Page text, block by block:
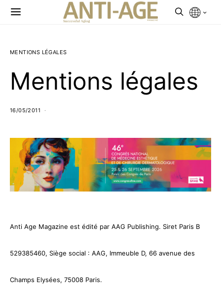
MENTIONS LÉGALES
Mentions légales
16/05/2011
Anti Age Magazine est édité par AAG Publishing. Siret Paris B
529385460, Siège social : AAG, Immeuble D, 66 avenue des
Champs Elysées, 75008 Paris.